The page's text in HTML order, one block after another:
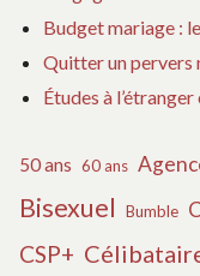
Budget mariage :
Quitter un pervers
Études à
50 ans 60 ans
Bisexuel Bumble
CSP+